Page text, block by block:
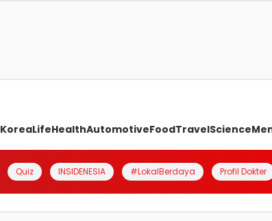
KoreaLifeHealthAutomotiveFoodTravelScience
Quiz INSIDENESIA #LokalBerdaya Profil Dokter